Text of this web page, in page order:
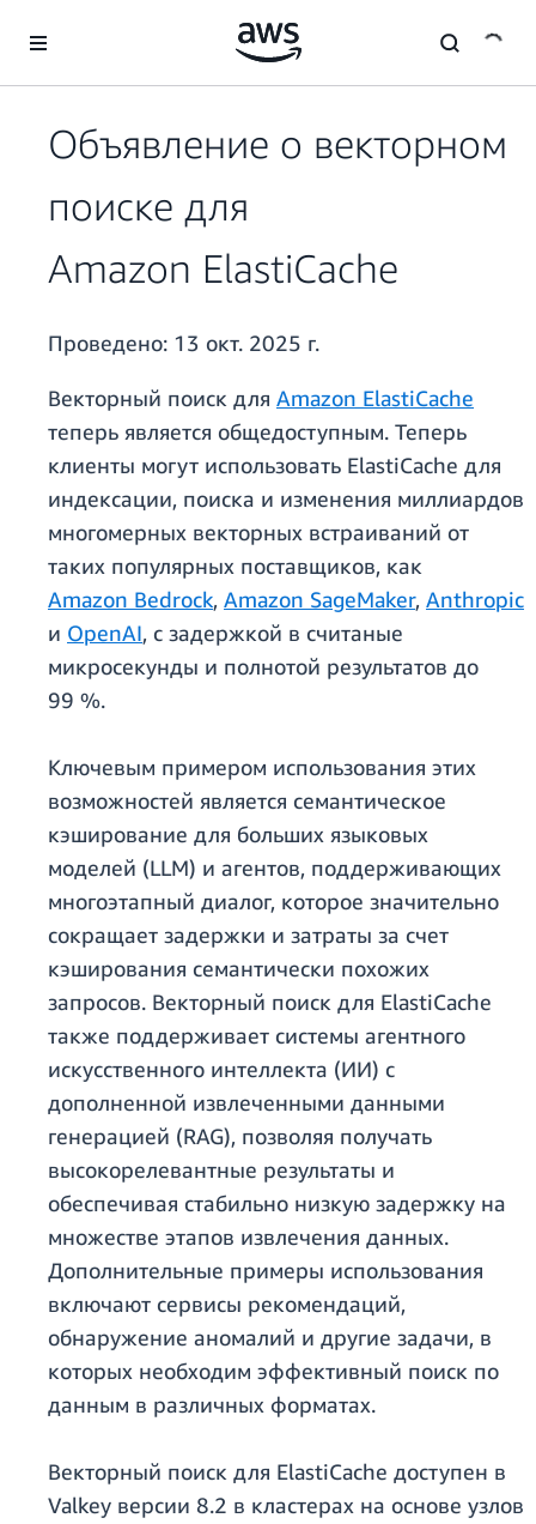
Перейти к главному контенту
Объявление о векторном
поиске для
Amazon ElastiCache
Проведено: 13 окт. 2025 г.
Векторный поиск для Amazon ElastiCache
теперь является общедоступным. Теперь
клиенты могут использовать ElastiCache для
индексации, поиска и изменения миллиардов
многомерных векторных встраиваний от
таких популярных поставщиков, как
Amazon Bedrock, Amazon SageMaker, Anthropic
и OpenAI, с задержкой в считаные
микросекунды и полнотой результатов до
99 %.
Ключевым примером использования этих
возможностей является семантическое
кэширование для больших языковых
моделей (LLM) и агентов, поддерживающих
многоэтапный диалог, которое значительно
сокращает задержки и затраты за счет
кэширования семантически похожих
запросов. Векторный поиск для ElastiCache
также поддерживает системы агентного
искусственного интеллекта (ИИ) с
дополненной извлеченными данными
генерацией (RAG), позволяя получать
высокорелевантные результаты и
обеспечивая стабильно низкую задержку на
множестве этапов извлечения данных.
Дополнительные примеры использования
включают сервисы рекомендаций,
обнаружение аномалий и другие задачи, в
которых необходим эффективный поиск по
данным в различных форматах.
Векторный поиск для ElastiCache доступен в
Valkey версии 8.2 в кластерах на основе узлов